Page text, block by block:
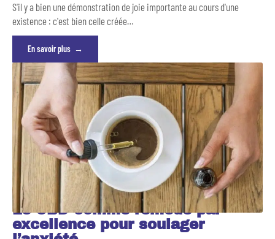
S'il y a bien une démonstration de joie importante au cours d'une
existence : c'est bien celle créée…
En savoir plus
Le CBD comme remède par
excellence pour soulager